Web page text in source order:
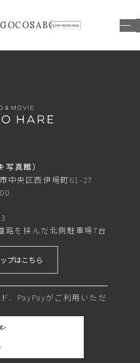
GOODS
COSTUME
ABOUT
写真館）
中央区西伊場町61-27
路を挟んだ北側駐車場7台
プはこちら
、PayPayがご利用いただ